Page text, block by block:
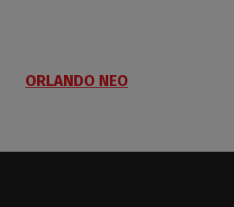
ORLANDO NEO